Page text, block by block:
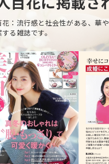
花：流行感と社会性がある、華
る雑誌です。